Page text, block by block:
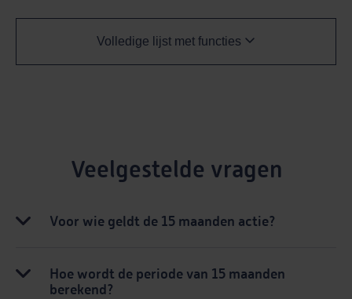
Volledige lijst met functies
Veelgestelde vragen
Voor wie geldt de 15 maanden actie?
Hoe wordt de periode van 15 maanden
berekend?